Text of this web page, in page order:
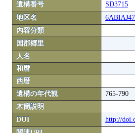
遺構番号
SD3715
地区名
内容分類
国郡郷里
人名
和暦
西暦
遺構の年代観
765-790
木簡説明
DOI
http://